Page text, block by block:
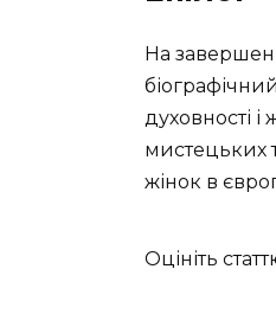
На
духовності і
мистецьких
жінок в
Оцініть